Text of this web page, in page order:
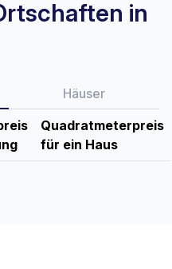
in
Häuser
Quadratmeterpreis
für ein Haus